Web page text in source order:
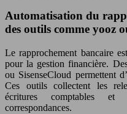
Automatisation du
des outils comme yooz
Le rapprochement bancaire
pour la gestion financière.
ou SisenseCloud permettent
Ces outils collectent les
écritures comptables et
correspondances.